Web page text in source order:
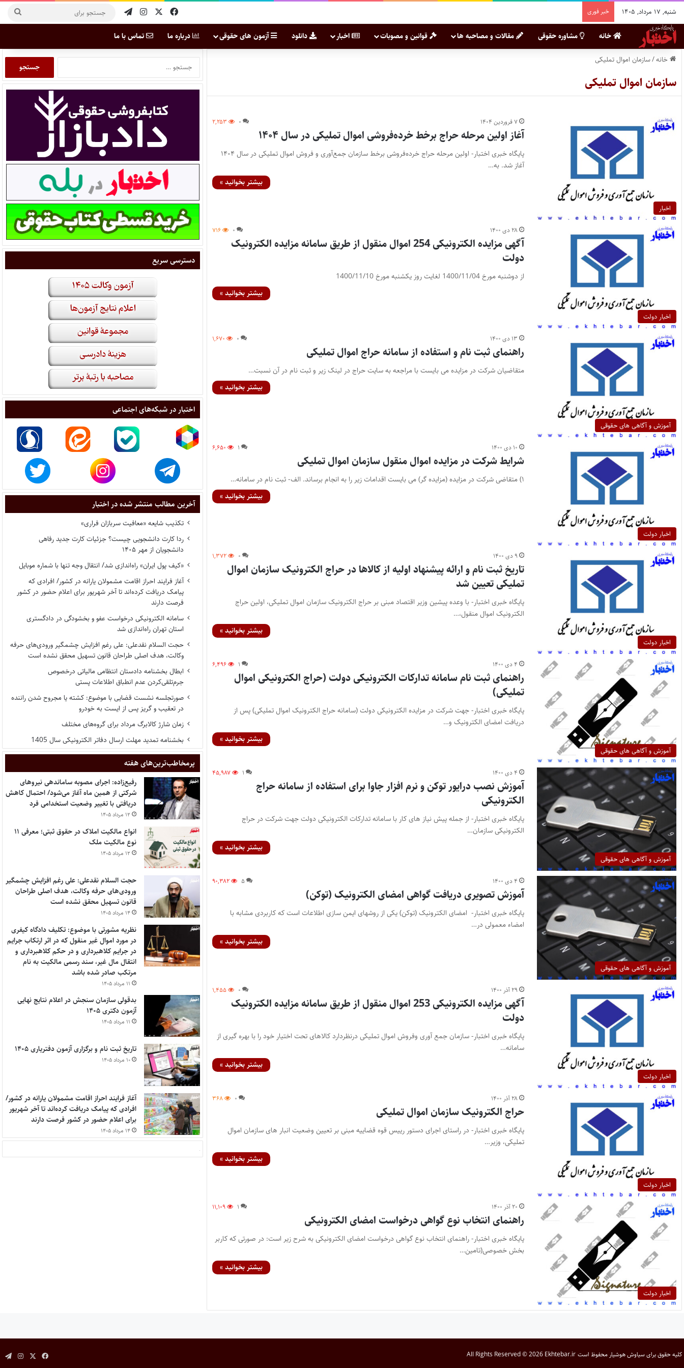
شنبه, ۱۷ مرداد, ۱۴۰۵ خبر فوری
خانه مشاوره حقوقی مقالات و مصاحبه ها قوانین و مصوبات اخبار دانلود آزمون های حقوقی درباره ما تماس با ما
خانه/سازمان اموال تملیکی
سازمان اموال تملیکی
اخبار
۷ فروردین ۱۴۰۴ ۰ ۲,۲۵۳
آغاز اولین مرحله حراج برخط خرده‌فروشی اموال تملیکی در سال ۱۴۰۴
پایگاه خبری اختبار- اولین مرحله حراج خرده‌فروشی برخط سازمان جمع‌آوری و فروش اموال تملیکی در سال ۱۴۰۴
آغاز شد. به…
بیشتر بخوانید »
اخبار دولت
۲۸ دی ۱۴۰۰ ۰ ۷۱۶
آگهی مزایده الکترونیکی 254 اموال منقول از طریق سامانه مزایده الکترونیک
دولت
از دوشنبه مورخ 1400/11/04 لغایت روز یکشنبه مورخ 1400/11/10
بیشتر بخوانید »
آموزش و آگاهی های حقوقی
۱۳ دی ۱۴۰۰ ۰ ۱,۶۷۰
راهنمای ثبت نام و استفاده از سامانه حراج اموال تملیکی
متقاضیان شرکت در مزایده می بایست با مراجعه به سایت حراج در لینک زیر و ثبت نام در آن نسبت…
بیشتر بخوانید »
اخبار دولت
۱۰ دی ۱۴۰۰ ۱ ۶,۶۵۰
شرایط شرکت در مزایده اموال منقول سازمان اموال تملیکی
۱) متقاضی شرکت در مزایده (مزایده گر) می بایست اقدامات زیر را به انجام برساند. الف- ثبت نام در سامانه…
بیشتر بخوانید »
اخبار دولت
۹ دی ۱۴۰۰ ۰ ۱,۳۷۲
تاریخ ثبت نام و ارائه پیشنهاد اولیه از کالاها در حراج الکترونیک سازمان اموال
تملیکی تعیین شد
پایگاه خبری اختبار- با وعده پیشین وزیر اقتصاد مبنی بر حراج الکترونیک سازمان اموال تملیکی، اولین حراج
الکترونیک اموال منقول،…
بیشتر بخوانید »
آموزش و آگاهی های حقوقی
۴ دی ۱۴۰۰ ۱ ۶,۴۹۶
راهنمای ثبت نام سامانه تدارکات الکترونیکی دولت (حراج الکترونیکی اموال
تملیکی)
پایگاه خبری اختبار- جهت شرکت در مزایده الکترونیکی دولت (سامانه حراج الکترونیک اموال تملیکی) پس از
دریافت امضای الکترونیک و…
بیشتر بخوانید »
آموزش و آگاهی های حقوقی
۴ دی ۱۴۰۰ ۱ ۴۵,۹۸۷
آموزش نصب درایور توکن و نرم افزار جاوا برای استفاده از سامانه حراج
الکترونیکی
پایگاه خبری اختبار- از جمله پیش نیاز های کار با سامانه تدارکات الکترونیکی دولت جهت شرکت در حراج
الکترونیکی سازمان…
بیشتر بخوانید »
آموزش و آگاهی های حقوقی
۴ دی ۱۴۰۰ ۵ ۹۰,۳۸۲
آموزش تصویری دریافت گواهی امضای الکترونیک (توکن)
پایگاه خبری اختبار- امضای الکترونیک (توکن) یکی از روشهای ایمن سازی اطلاعات است که کاربردی مشابه با
امضاء معمولی در…
بیشتر بخوانید »
اخبار دولت
۲۹ آذر ۱۴۰۰ ۰ ۱,۴۵۵
آگهی مزایده الکترونیکی 253 اموال منقول از طریق سامانه مزایده الکترونیک
دولت
پایگاه خبری اختبار- سازمان جمع آوری وفروش اموال تملیکی درنظردارد کالاهای تحت اختیار خود را با بهره گیری از
سامانه…
بیشتر بخوانید »
اخبار دولت
۲۸ آذر ۱۴۰۰ ۰ ۳۶۸
حراج الکترونیک سازمان اموال تملیکی
پایگاه خبری اختبار- در راستای اجرای دستور رییس قوه قضاییه مبنی بر تعیین وضعیت انبار های سازمان اموال
تملیکی، وزیر…
بیشتر بخوانید »
اخبار دولت
۲۰ آذر ۱۴۰۰ ۱ ۱۱,۱۰۹
راهنمای انتخاب نوع گواهی درخواست امضای الکترونیکی
پایگاه خبری اختبار- راهنمای انتخاب نوع گواهی درخواست امضای الکترونیکی به شرح زیر است: در صورتی که کاربر
بخش خصوصی(تامین…
بیشتر بخوانید »
دسترسی سریع
اختبار در شبکه‌های اجتماعی
آخرین مطالب منتشر شده در اختبار
تکذیب شایعه «معافیت سربازان فراری»
ردا کارت دانشجویی چیست؟ جزئیات کارت جدید رفاهی
دانشجویان از مهر ۱۴۰۵
«کیف پول ایران» راه‌اندازی شد/ انتقال وجه تنها با شماره موبایل
آغاز فرایند احراز اقامت مشمولان یارانه در کشور/ افرادی که
پیامک دریافت کرده‌اند تا آخر شهریور برای اعلام حضور در کشور
فرصت دارند
سامانه الکترونیکی درخواست عفو و بخشودگی در دادگستری
استان تهران راه‌اندازی شد
حجت السلام نقدعلی: علی رغم افزایش چشمگیر ورودی‌های حرفه
وکالت، هدف اصلی طراحان قانون تسهیل محقق نشده است
ابطال بخشنامه دادستان انتظامی مالیاتی درخصوص
جرم‌تلقی‌کردن عدم انطباق اطلاعات پستی
صورتجلسه نشست قضایی با موضوع: کشته یا مجروح شدن راننده
در تعقیب و گریز پس از ایست به خودرو
زمان شارژ کالابرگ مرداد برای گروه‌های مختلف
بخشنامه تمدید مهلت ارسال دفاتر الکترونیکی سال 1405
پر‌مخاطب‌ترین‌های هفته
رفیع‌زاده: اجرای مصوبه ساماندهی نیروهای
شرکتی از همین ماه آغاز می‌شود/ احتمال کاهش
دریافتی با تغییر وضعیت استخدامی فرد
۱۲ مرداد ۱۴۰۵
انواع مالکیت املاک در حقوق ثبتی؛ معرفی ۱۱
نوع مالکیت ملک
۱۲ مرداد ۱۴۰۵
حجت السلام نقدعلی: علی رغم افزایش چشمگیر
ورودی‌های حرفه وکالت، هدف اصلی طراحان
قانون تسهیل محقق نشده است
۱۴ مرداد ۱۴۰۵
نظریه مشورتی با موضوع: تکلیف دادگاه کیفری
در مورد اموال غیر منقول که در اثر ارتکاب جرایم
در جرایم کلاهبرداری و در حکم کلاهبرداری و
انتقال مال غیر، سند رسمی مالکیت به نام
مرتکب صادر شده باشد
۱۱ مرداد ۱۴۰۵
بدقولی سازمان سنجش در اعلام نتایج نهایی
آزمون دکتری ۱۴۰۵
۱۱ مرداد ۱۴۰۵
تاریخ ثبت نام و برگزاری آزمون دفتریاری ۱۴۰۵
۱۰ مرداد ۱۴۰۵
آغاز فرایند احراز اقامت مشمولان یارانه در کشور/
افرادی که پیامک دریافت کرده‌اند تا آخر شهریور
برای اعلام حضور در کشور فرصت دارند
۱۴ مرداد ۱۴۰۵
کلیه حقوق برایسیاوش هوشیار محفوظ است All Rights Reserved © 2026 Ekhtebar.ir